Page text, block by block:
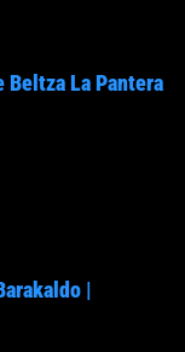
La Pantera
|